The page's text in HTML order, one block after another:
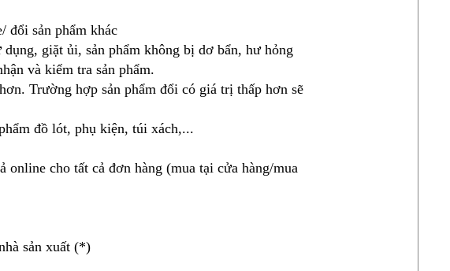
đổi sản phẩm khác
dụng, giặt ủi, sản phẩm không bị dơ bẩn, hư hỏng
và kiểm tra sản phẩm.
Trường hợp sản phẩm đổi có giá trị thấp hơn sẽ
đồ lót, phụ kiện, túi xách,...
cho tất cả đơn hàng (mua tại cửa hàng/mua
sản xuất (*)